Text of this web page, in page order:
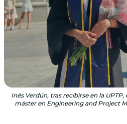
Inés Verdún, tras recibirse en la
máster en Engineering and Project